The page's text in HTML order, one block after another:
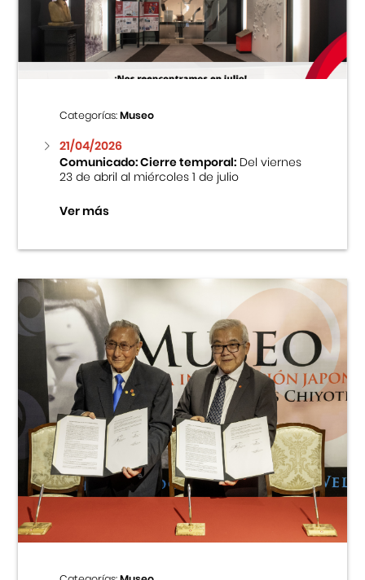
Centro Cultural Peruano Japonés
Museo de la Inmigración Japonesa
Fondo Editorial
Teatro Peruano Japonés
Categorías:Museo
21/04/2026
Comunicado: Cierre temporal:Del viernes
23 de abril al miércoles 1 de julio
Ver más